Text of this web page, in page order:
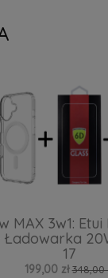
MAX 3w1:
Ładowarka
17
199,00 zł 348,00